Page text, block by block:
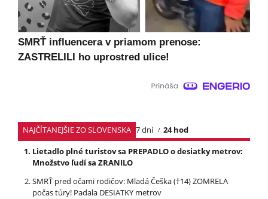
SMRŤ influencera v priamom prenose:
ZASTRELILI ho uprostred ulice!
NAJČÍTANEJŠIE ZO SLOVENSKA 7 dní
24 hod
Lietadlo plné turistov sa PREPADLO o desiatky metrov:
Množstvo ľudí sa ZRANILO
SMRŤ pred očami rodičov: Mladá Češka (†14) ZOMRELA
počas túry! Padala DESIATKY metrov